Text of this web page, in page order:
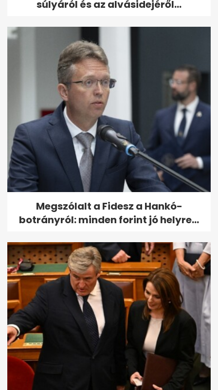
súlyáról és az alvásidejéről...
Megszólalt a Fidesz a Hankó-
botrányról: minden forint jó helyre...